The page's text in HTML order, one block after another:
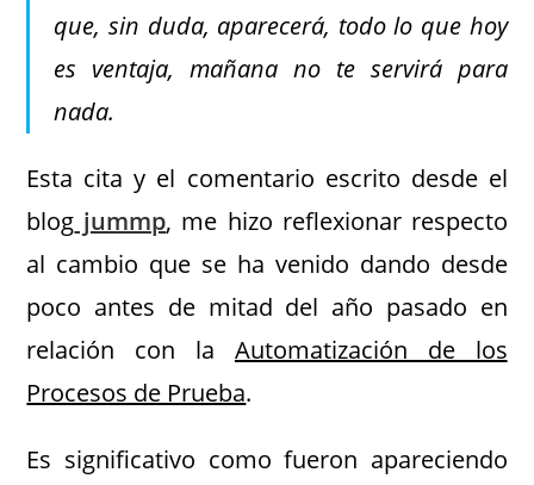
que, sin duda, aparecerá, todo lo que hoy
es ventaja, mañana no te servirá para
nada.
Esta cita y el comentario escrito desde el
blog jummp, me hizo reflexionar respecto
al cambio que se ha venido dando desde
poco antes de mitad del año pasado en
relación con la Automatización de los
Procesos de Prueba.
Es significativo como fueron apareciendo